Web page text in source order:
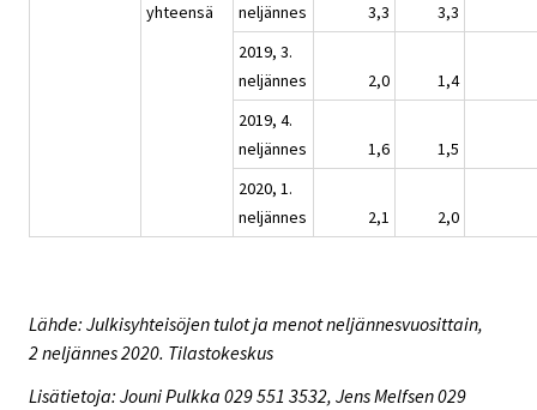
yhteensä neljännes 3,3
3,3
2019, 3.
neljännes
2,0
1,4
2019, 4.
neljännes
1,6
1,5
2020, 1.
neljännes
2,1 2,0
Lähde: Julkisyhteisöjen tulot ja menot neljännesvuosittain,
2 neljännes 2020. Tilastokeskus
Lisätietoja: Jouni Pulkka 029 551 3532, Jens Melfsen 029